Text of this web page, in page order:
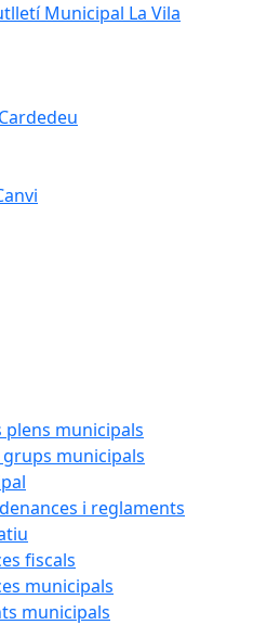
Municipal La Vila
plens municipals
grups municipals
i reglaments
fiscals
municipals
municipals